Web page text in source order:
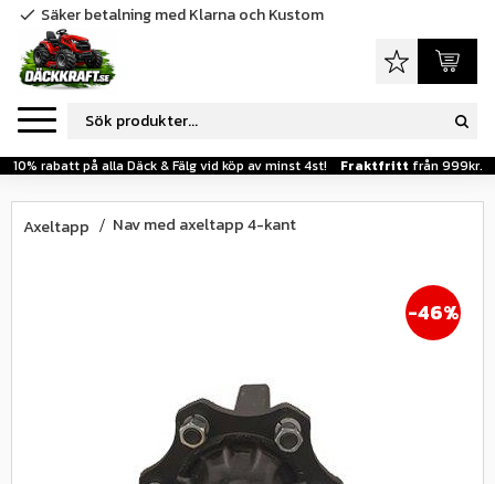
Meny
10% rabatt på alla Däck & Fälg vid köp av minst 4st! Fraktfritt från 999kr.
check Säker betalning med Klarna och Kustom
Favoriter
Axeltapp Nav med axeltapp 4-kant
46%